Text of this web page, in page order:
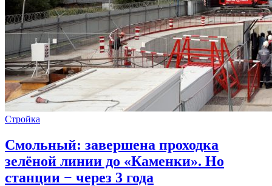
Стройка
Смольный: завершена проходка
зелёной линии до «Каменки». Но
станции − через 3 года